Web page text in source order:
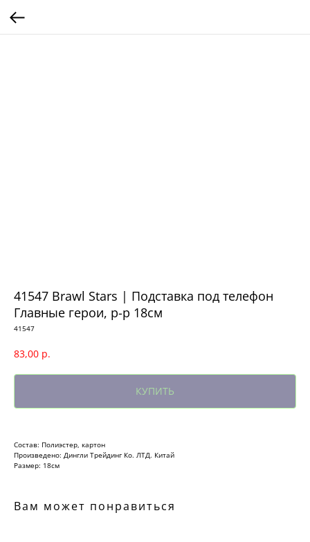
41547 Brawl Stars | Подставка под телефон
Главные герои, р-р 18см
41547
83,00 р.
КУПИТЬ
Состав: Полиэстер, картон
Произведено: Дингли Трейдинг Ко. ЛТД. Китай
Размер: 18см
Вам может понравиться